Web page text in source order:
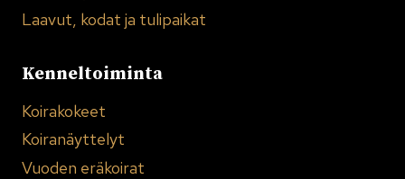
Laavut, kodat ja tulipaikat
Kenneltoiminta
Koirakokeet
Koiranäyttelyt
Vuoden eräkoirat